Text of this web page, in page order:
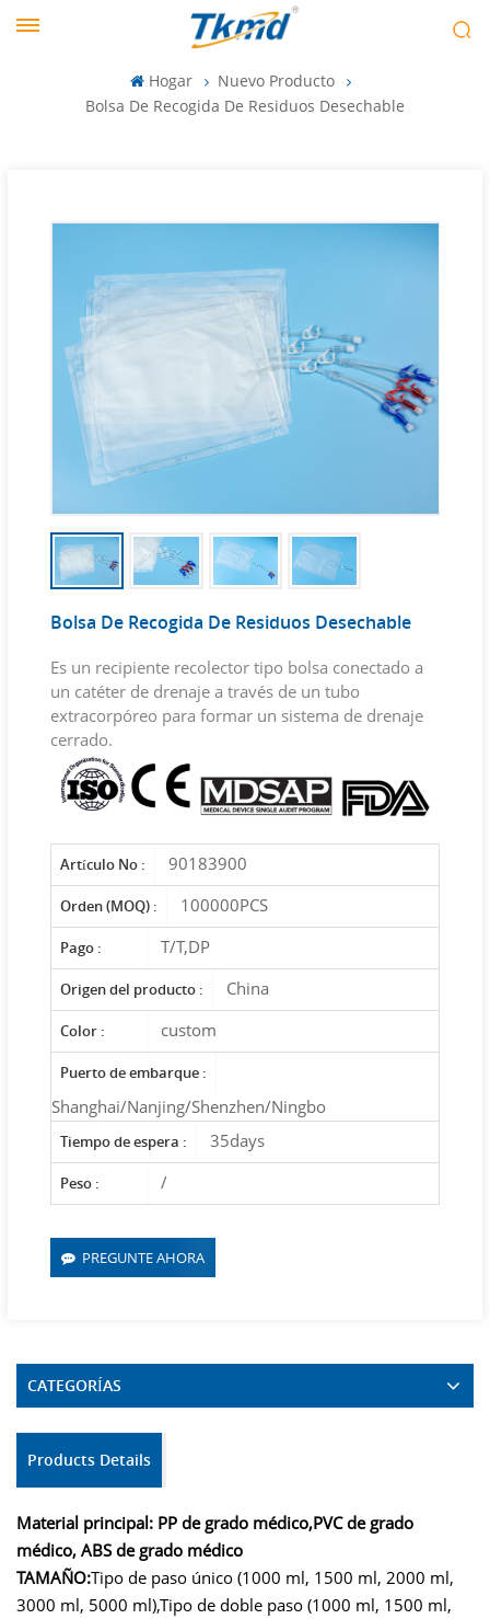
Hogar
Nuevo Producto
Bolsa De Recogida De Residuos Desechable
Bolsa De Recogida De Residuos Desechable
Es un recipiente recolector tipo bolsa conectado a
un catéter de drenaje a través de un tubo
extracorpóreo para formar un sistema de drenaje
cerrado.
Artículo No : 90183900
Orden (MOQ) : 100000PCS
Pago : T/T,DP
Origen del producto : China
Color : custom
Puerto de embarque :
Shanghai/Nanjing/Shenzhen/Ningbo
Tiempo de espera : 35days
Peso : /
PREGUNTE AHORA
CATEGORÍAS
Products Details
Material principal: PP de grado médico,PVC de grado
médico, ABS de grado médico
TAMAÑO:Tipo de paso único (1000 ml, 1500 ml, 2000 ml,
3000 ml, 5000 ml),Tipo de doble paso (1000 ml, 1500 ml,